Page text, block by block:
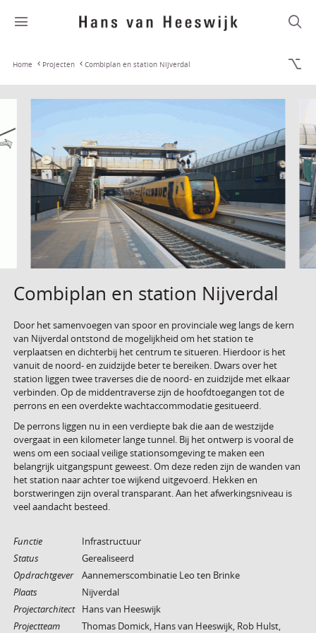
Home Projecten Combiplan en station Nijverdal
Combiplan en station Nijverdal
Door het samenvoegen van spoor en provinciale weg langs de kern
van Nijverdal ontstond de mogelijkheid om het station te
verplaatsen en dichterbij het centrum te situeren. Hierdoor is het
vanuit de noord- en zuidzijde beter te bereiken. Dwars over het
station liggen twee traverses die de noord- en zuidzijde met elkaar
verbinden. Op de middentraverse zijn de hoofdtoegangen tot de
perrons en een overdekte wachtaccommodatie gesitueerd.
De perrons liggen nu in een verdiepte bak die aan de westzijde
overgaat in een kilometer lange tunnel. Bij het ontwerp is vooral de
wens om een sociaal veilige stationsomgeving te maken een
belangrijk uitgangspunt geweest. Om deze reden zijn de wanden van
het station naar achter toe wijkend uitgevoerd. Hekken en
borstweringen zijn overal transparant. Aan het afwerkingsniveau is
veel aandacht besteed.
Functie
Infrastructuur
Status
Gerealiseerd
Opdrachtgever
Aannemerscombinatie Leo ten Brinke
Plaats
Nijverdal
Projectarchitect
Hans van Heeswijk
Projectteam
Thomas Domick, Hans van Heeswijk, Rob Hulst,